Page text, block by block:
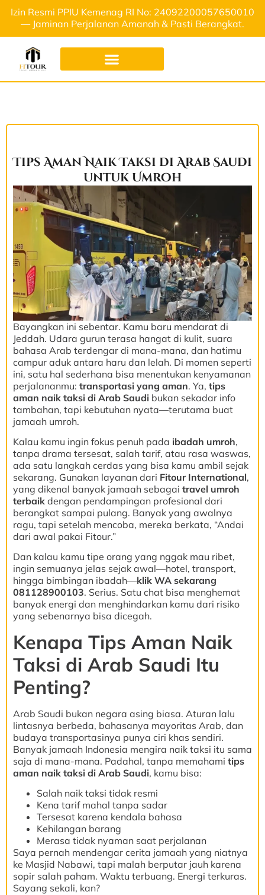
Izin Resmi PPIU Kemenag RI No: 24092200057650010
— Jaminan Perjalanan Amanah & Pasti Berangkat.
Tips Aman Naik Taksi di Arab Saudi
untuk Umroh
Bayangkan ini sebentar. Kamu baru mendarat di
Jeddah. Udara gurun terasa hangat di kulit, suara
bahasa Arab terdengar di mana-mana, dan hatimu
campur aduk antara haru dan lelah. Di momen seperti
ini, satu hal sederhana bisa menentukan kenyamanan
perjalananmu: transportasi yang aman. Ya, tips
aman naik taksi di Arab Saudi bukan sekadar info
tambahan, tapi kebutuhan nyata—terutama buat
jamaah umroh.
Kalau kamu ingin fokus penuh pada ibadah umroh,
tanpa drama tersesat, salah tarif, atau rasa waswas,
ada satu langkah cerdas yang bisa kamu ambil sejak
sekarang. Gunakan layanan dari Fitour International,
yang dikenal banyak jamaah sebagai travel umroh
terbaik dengan pendampingan profesional dari
berangkat sampai pulang. Banyak yang awalnya
ragu, tapi setelah mencoba, mereka berkata, “Andai
dari awal pakai Fitour.”
Dan kalau kamu tipe orang yang nggak mau ribet,
ingin semuanya jelas sejak awal—hotel, transport,
hingga bimbingan ibadah—klik WA sekarang
081128900103. Serius. Satu chat bisa menghemat
banyak energi dan menghindarkan kamu dari risiko
yang sebenarnya bisa dicegah.
Kenapa Tips Aman Naik
Taksi di Arab Saudi Itu
Penting?
Arab Saudi bukan negara asing biasa. Aturan lalu
lintasnya berbeda, bahasanya mayoritas Arab, dan
budaya transportasinya punya ciri khas sendiri.
Banyak jamaah Indonesia mengira naik taksi itu sama
saja di mana-mana. Padahal, tanpa memahami tips
aman naik taksi di Arab Saudi, kamu bisa:
Salah naik taksi tidak resmi
Kena tarif mahal tanpa sadar
Tersesat karena kendala bahasa
Kehilangan barang
Merasa tidak nyaman saat perjalanan
Saya pernah mendengar cerita jamaah yang niatnya
ke Masjid Nabawi, tapi malah berputar jauh karena
sopir salah paham. Waktu terbuang. Energi terkuras.
Sayang sekali, kan?